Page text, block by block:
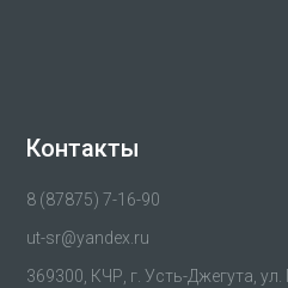
Контакты
8 (87875) 7-16-90
ut-sr@yandex.ru
369300, КЧР, г. Усть-Джегута,